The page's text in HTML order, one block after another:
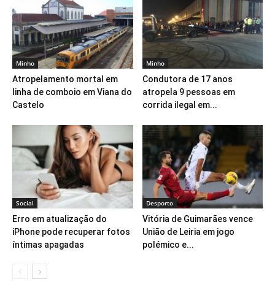
Minho
Atropelamento mortal em
linha de comboio em Viana do
Castelo
Minho
Condutora de 17 anos
atropela 9 pessoas em
corrida ilegal em...
Social
Erro em atualização do
iPhone pode recuperar fotos
íntimas apagadas
Desporto
Vitória de Guimarães vence
União de Leiria em jogo
polémico e...